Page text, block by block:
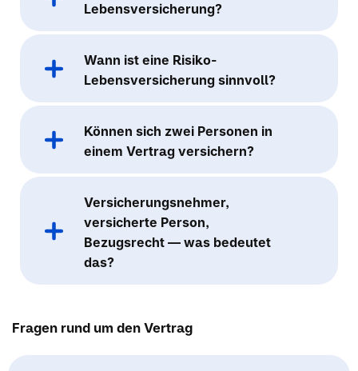
Lebensversicherung?
Wann ist eine Risiko-
Lebensversicherung sinnvoll?
Können sich zwei Personen in
einem Vertrag versichern?
Versicherungsnehmer,
versicherte Person,
Bezugsrecht — was bedeutet
das?
Fragen rund um den Vertrag